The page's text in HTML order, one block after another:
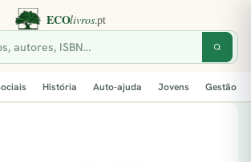
História Auto-ajuda Jovens Gestão